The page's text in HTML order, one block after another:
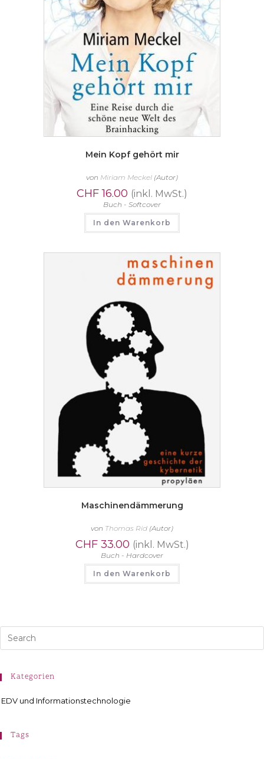
Mein Kopf gehört mir
von Miriam Meckel (Autor)
CHF16.00 (inkl. MwSt.)
Buch - Softcover
In den Warenkorb
Maschinendämmerung
von Thomas Rid (Autor)
CHF33.00 (inkl. MwSt.)
Buch - Hardcover
In den Warenkorb
Kategorien
EDV und Informationstechnologie
Tags